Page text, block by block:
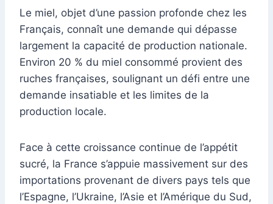
Le miel, objet d’une passion profonde chez les
Français, connaît une demande qui dépasse
largement la capacité de production nationale.
Environ 20 % du miel consommé provient des
ruches françaises, soulignant un défi entre une
demande insatiable et les limites de la
production locale.
Face à cette croissance continue de l’appétit
sucré, la France s’appuie massivement sur des
importations provenant de divers pays tels que
l’Espagne, l’Ukraine, l’Asie et l’Amérique du Sud,